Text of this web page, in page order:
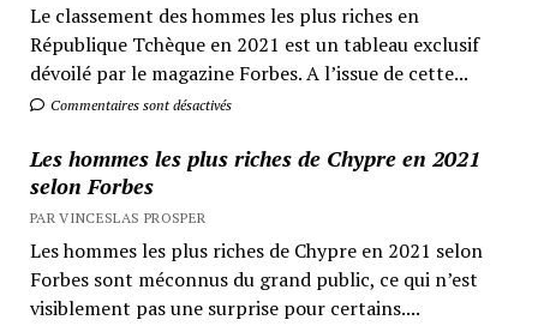
Le classement des hommes les plus riches en
République Tchèque en 2021 est un tableau exclusif
dévoilé par le magazine Forbes. A l’issue de cette...
Commentaires sont désactivés
Les hommes les plus riches de Chypre en 2021
selon Forbes
PAR VINCESLAS PROSPER
Les hommes les plus riches de Chypre en 2021 selon
Forbes sont méconnus du grand public, ce qui n’est
visiblement pas une surprise pour certains....